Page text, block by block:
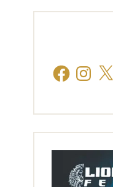
FacebookInstagram
X